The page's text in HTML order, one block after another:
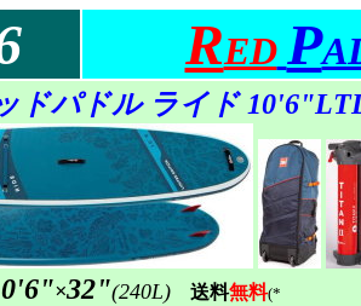
RED P
ドパドルライド10'6"
×32"(240L) 送料無料(*